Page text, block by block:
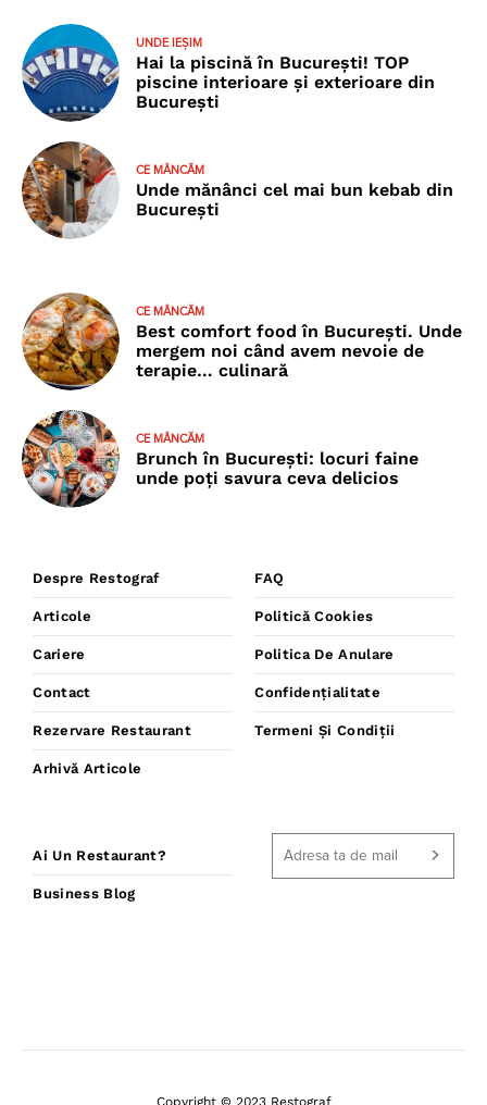
UNDE IEȘIM
Hai la piscină în București! TOP
piscine interioare și exterioare din
București
CE MÂNCĂM
Unde mănânci cel mai bun kebab din
București
CE MÂNCĂM
Best comfort food în București. Unde
mergem noi când avem nevoie de
terapie… culinară
CE MÂNCĂM
Brunch în București: locuri faine
unde poţi savura ceva delicios
Despre Restograf
Articole
Cariere
Contact
Rezervare Restaurant
Arhivă Articole
FAQ
Politică Cookies
Politica De Anulare
Confidențialitate
Termeni Și Condiții
Ai Un Restaurant?
Business Blog
Copyright © 2023 Restograf